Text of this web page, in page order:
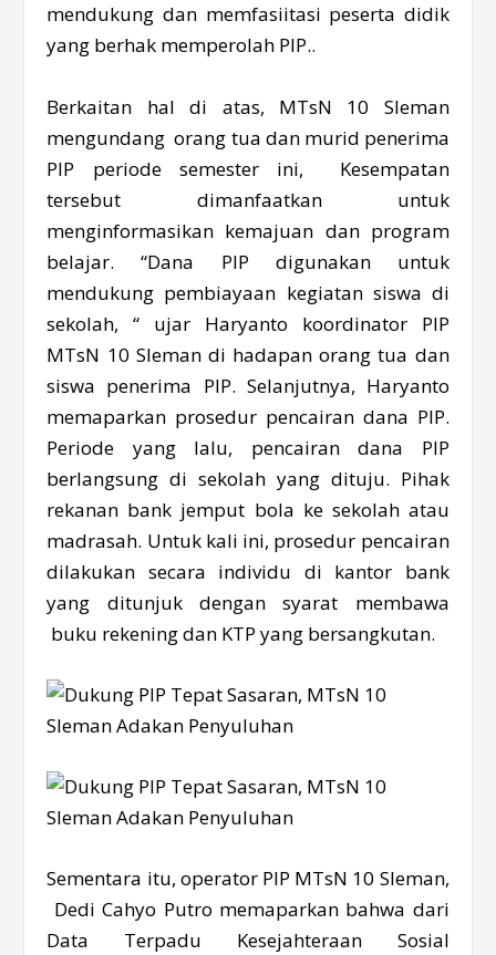
mendukung dan memfasiitasi peserta didik
yang berhak memperolah PIP..
Berkaitan hal di atas, MTsN 10 Sleman
mengundang orang tua dan murid penerima
PIP periode semester ini, Kesempatan
tersebut dimanfaatkan untuk
menginformasikan kemajuan dan program
belajar. “Dana PIP digunakan untuk
mendukung pembiayaan kegiatan siswa di
sekolah, “ ujar Haryanto koordinator PIP
MTsN 10 Sleman di hadapan orang tua dan
siswa penerima PIP. Selanjutnya, Haryanto
memaparkan prosedur pencairan dana PIP.
Periode yang lalu, pencairan dana PIP
berlangsung di sekolah yang dituju. Pihak
rekanan bank jemput bola ke sekolah atau
madrasah. Untuk kali ini, prosedur pencairan
dilakukan secara individu di kantor bank
yang ditunjuk dengan syarat membawa
buku rekening dan KTP yang bersangkutan.
Sementara itu, operator PIP MTsN 10 Sleman,
Dedi Cahyo Putro memaparkan bahwa dari
Data Terpadu Kesejahteraan Sosial